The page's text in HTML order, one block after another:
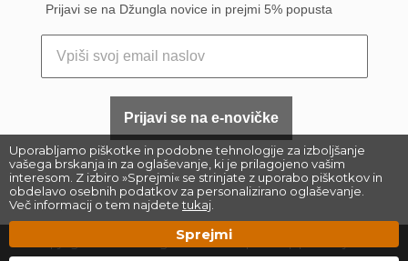
Uporabljamo piškotke in podobne tehnologije za izboljšanje
vašega brskanja in za oglaševanje, ki je prilagojeno vašim
interesom. Z izbiro »Sprejmi« se strinjate z uporabo piškotkov in
obdelavo osebnih podatkov za personalizirano oglaševanje.
Več informacij o tem najdetetukaj
Sprejmi
Prijavi se na Džungla novice in prejmi 5% popusta
Prijavi se na e-novičke
Džungla Plants d.o.o.